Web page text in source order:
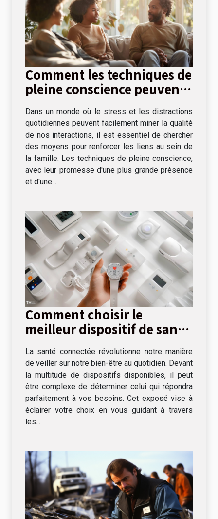
Comment les techniques de
pleine conscience peuvent
familiales
Dans un monde où le stress et les distractions
quotidiennes peuvent facilement miner la qualité
de nos interactions, il est essentiel de chercher
des moyens pour renforcer les liens au sein de
la famille. Les techniques de pleine conscience,
avec leur promesse d'une plus grande présence
et d'une...
Comment choisir le
meilleur dispositif de santé
quotidiens
La santé connectée révolutionne notre manière
de veiller sur notre bien-être au quotidien. Devant
la multitude de dispositifs disponibles, il peut
être complexe de déterminer celui qui répondra
parfaitement à vos besoins. Cet exposé vise à
éclairer votre choix en vous guidant à travers
les...